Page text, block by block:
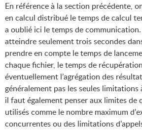
En référence à la section précédente,
en calcul distribué le temps de calcul
a oublié ici le temps de
atteindre seulement trois secondes
prendre en compte le temps de
chaque fichier, le temps de
éventuellement l’agrégation des
généralement pas les seules
il faut également penser aux limites de
utilisés comme le nombre maximum
concurrentes ou des limitations